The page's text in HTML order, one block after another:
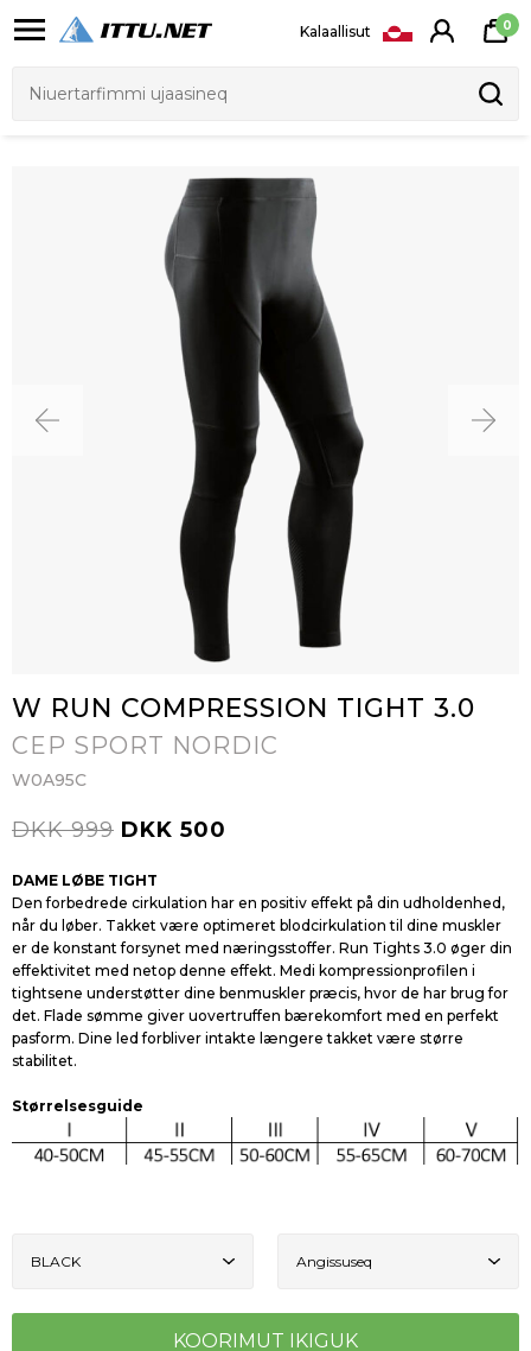
Kalaallisut 0
W RUN COMPRESSION TIGHT 3.0
CEP SPORT NORDIC
W0A95C
DKK 999 DKK 500
DAME LØBE TIGHT
Den forbedrede cirkulation har en positiv effekt på din udholdenhed,
når du løber. Takket være optimeret blodcirkulation til dine muskler
er de konstant forsynet med næringsstoffer. Run Tights 3.0 øger din
effektivitet med netop denne effekt. Medi kompressionprofilen i
tightsene understøtter dine benmuskler præcis, hvor de har brug for
det. Flade sømme giver uovertruffen bærekomfort med en perfekt
pasform. Dine led forbliver intakte længere takket være større
stabilitet.
Størrelsesguide